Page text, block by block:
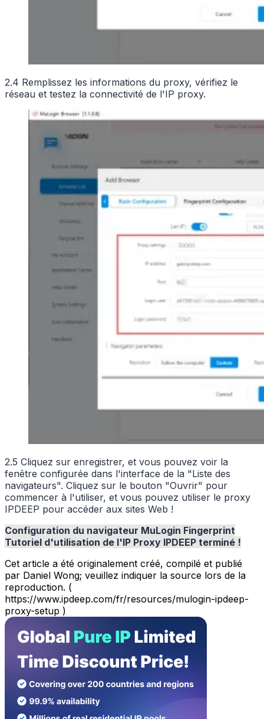
2.4 Remplissez les informations du proxy, vérifiez le
réseau et testez la connectivité de l'IP proxy.
2.5 Cliquez sur enregistrer, et vous pouvez voir la
fenêtre configurée dans l'interface de la "Liste des
navigateurs". Cliquez sur le bouton "Ouvrir" pour
commencer à l'utiliser, et vous pouvez utiliser le proxy
IPDEEP pour accéder aux sites Web !
Configuration du navigateur MuLogin Fingerprint
Tutoriel d'utilisation de l'IP Proxy IPDEEP terminé !
Cet article a été originalement créé, compilé et publié
par Daniel Wong; veuillez indiquer la source lors de la
reproduction. (
https://www.ipdeep.com/fr/resources/mulogin-ipdeep-
proxy-setup )